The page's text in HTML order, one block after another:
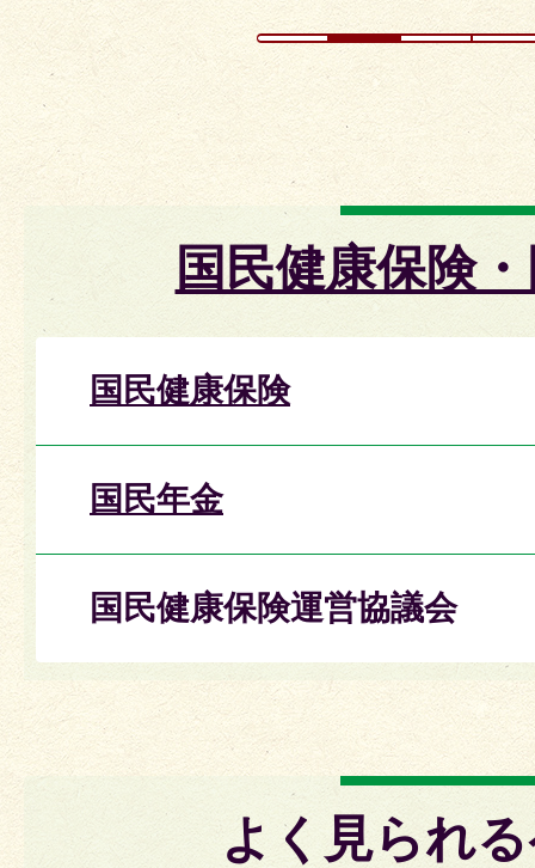
国民健康保険
国民健康保険
国民年金
国民健康保険運営協議会
よく見られ